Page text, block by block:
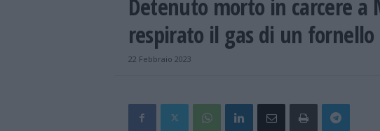
Detenuto morto in carcere a
respirato il gas di un fornello
22 Febbraio 2023